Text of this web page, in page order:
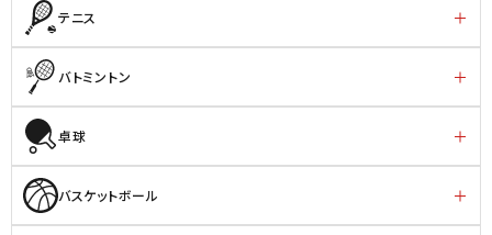
テニス
バトミントン
卓球
バスケットボール